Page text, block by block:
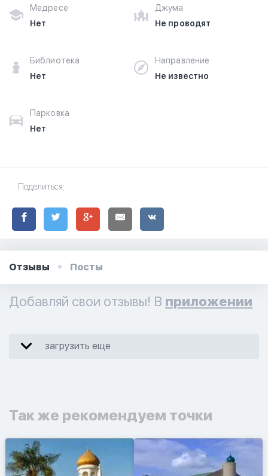
Медресе
Нет
Джума
Не проводят
Библиотека
Нет
Направление
Не известно
Парковка
Нет
Поделиться:
Отзывы Посты
Добавляй свои отзывы! В приложении
загрузить еще
Так же рекомендуем точки